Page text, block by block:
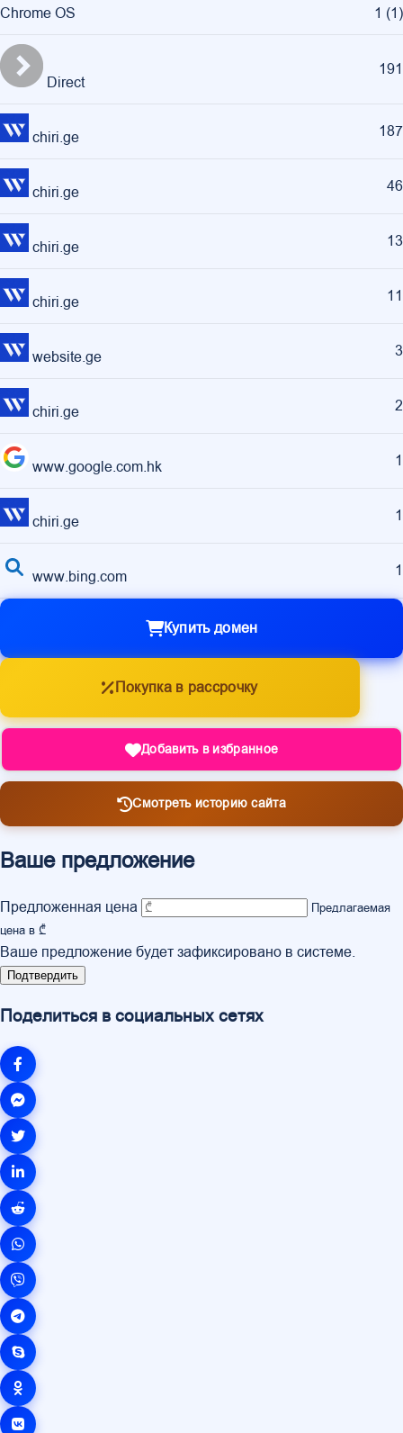
Chrome OS 1 (1)
Direct
191
chiri.ge 187
chiri.ge 46
chiri.ge 13
chiri.ge 11
website.ge 3
chiri.ge 2
www.google.com.hk 1
chiri.ge 1
www.bing.com 1
Купить домен
Покупка в рассрочку
Добавить в избранное
Смотреть историю сайта
Ваше предложение
Предложенная цена
Предлагаемая
цена в ₾
Ваше предложение будет зафиксировано в системе.
Подтвердить
Поделиться в социальных сетях